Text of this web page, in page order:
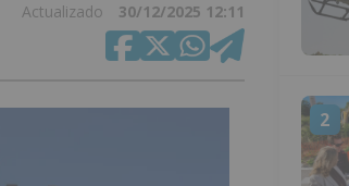
Actualizado 30/12/2025 12:11
2